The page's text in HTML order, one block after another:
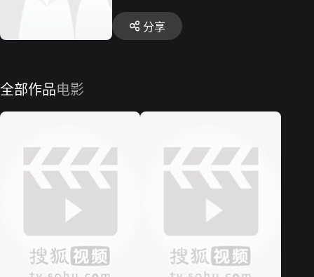
分享
全部作品电影